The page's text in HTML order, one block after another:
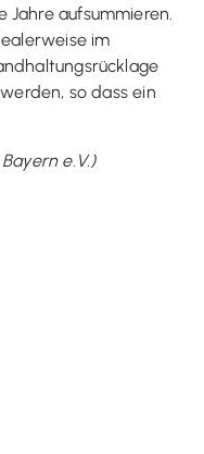
Jahre aufsummieren.
im
so dass ein
e.V.)